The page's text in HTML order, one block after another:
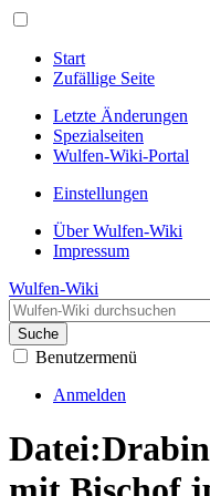
Start
Zufällige Seite
Letzte Änderungen
Spezialseiten
Wulfen-Wiki-Portal
Einstellungen
Über Wulfen-Wiki
Impressum
Wulfen-Wiki
Suche
Benutzermenü
Anmelden
Datei: